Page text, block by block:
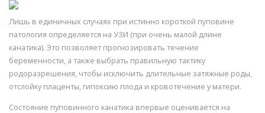
Лишь в единичных случаях при истинно короткой пуповине
патология определяется на УЗИ (при очень малой длине
канатика). Это позволяет прогнозировать течение
беременности, а также выбрать правильную тактику
родоразрешения, чтобы исключить длительные затяжные роды,
отслойку плаценты, гипоксию плода и кровотечение у матери.
Состояние пуповинного канатика впервые оценивается на